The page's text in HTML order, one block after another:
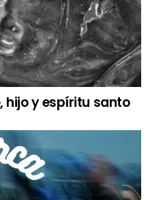
hijo y espíritu santo